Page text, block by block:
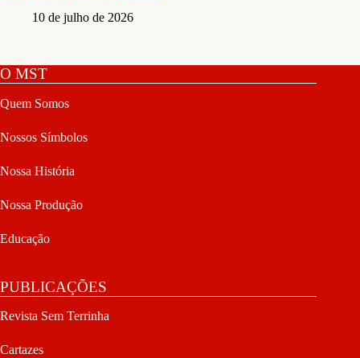
10 de julho de 2026
O MST
Quem Somos
Nossos Símbolos
Nossa História
Nossa Produção
Educação
PUBLICAÇÕES
Revista Sem Terrinha
Cartazes